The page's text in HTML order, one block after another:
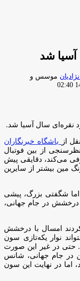
شد
موسس و
نقره‌ای سال آسیا شد.
از
باشگاه خبرنگاران
از بین فوتبال
می‌کند، دقایقی پیش
مین بیشتر از سایرین
اما شگفتی بزرگ، پیشی
درخشش در جام جهانی،
امسال با درخشش
نوار یکه‌تازی سون
حتی در غیر این صورت
در جام جهانی، شانس
اما در نهایت این سون